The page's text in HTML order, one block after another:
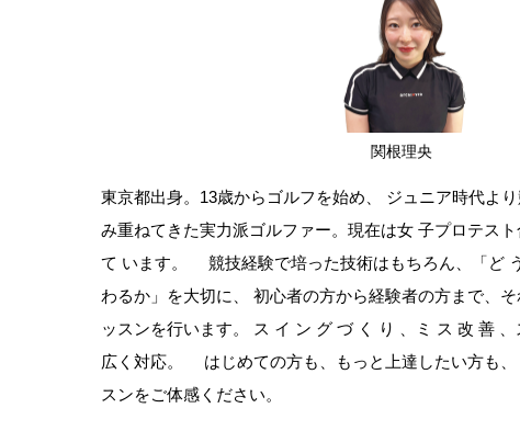
関根理央
東京都出身。13歳からゴルフを始め、 ジュニア時代よ
み重ねてきた実力派ゴルファー。現在は女 子プロテス
て います。 競技経験で培った技術はもちろん、「ど
わるか」を大切に、 初心者の方から経験者の方まで、
ッスンを行います。 ス イ ン グ づ く り 、ミ ス 改 善
広く対応。 はじめての方も、もっと上達したい方も、
スンをご体感ください。